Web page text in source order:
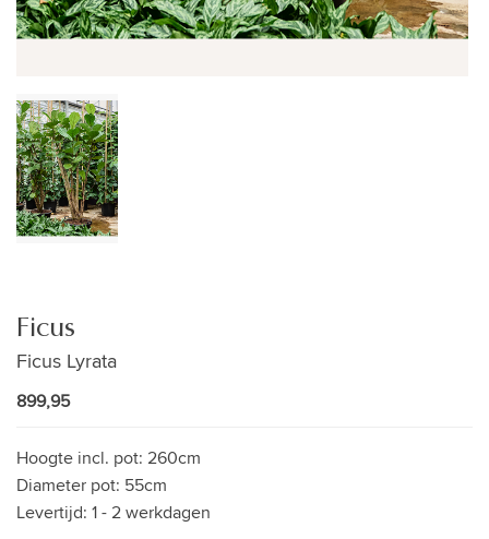
Ficus
Ficus Lyrata
899,95
Hoogte incl. pot: 260cm
Diameter pot: 55cm
Levertijd: 1 - 2 werkdagen